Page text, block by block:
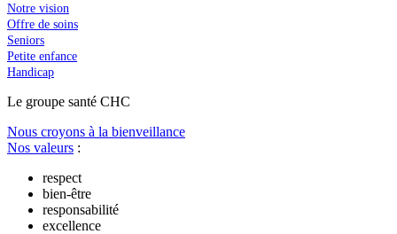
Notre vision
Offre de soins
Seniors
Petite enfance
Handicap
Le groupe santé CHC
Nous croyons à la bienveillance
Nos valeurs :
respect
bien-être
responsabilité
excellence